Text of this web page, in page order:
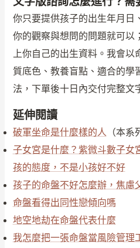
你只要提供孩子的出生年月日
你的觀察與想問的問題就可以
上你自己的出生資料。我會
質底色、教養盲點、適合的學
法，下單後十日內交付完整文
延伸閱讀
破軍坐命是什麼樣的人 （本系
子女宮是什麼？紫微斗數子女
孩的態度，不是小孩好不好
孩子的命盤不好怎麼辦，焦慮
命盤看得出同性戀傾向嗎
地空地劫在命盤代表什麼
我怎麼把一張命盤當風險管理